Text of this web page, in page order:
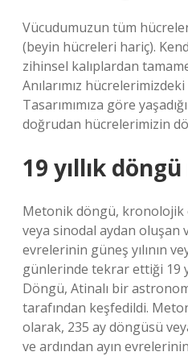
Vücudumuzun tüm
(beyin hücreleri hariç).
zihinsel kalıplardan
Anılarımız
Tasarımımıza göre
doğrudan hücrelerimizin
19 yıllık
Metonik döngü, kronolojik
veya sinodal aydan oluşan
evrelerinin güneş yılının
günlerinde tekrar ettiği 19
Döngü, Atinalı bir
tarafından keşfedildi.
olarak, 235 ay döngüsü
ve ardından ayın